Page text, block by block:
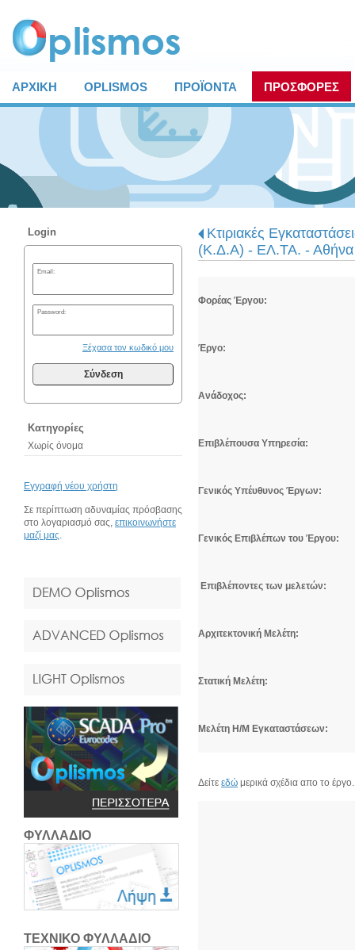
ΑΡΧΙΚΗ OPLISMOS ΠΡΟΪΟΝΤΑ ΠΡΟΣΦΟΡΕΣ
Login
Email:
Password:
Ξέχασα τον κωδικό μου
Σύνδεση
Κατηγορίες
Χωρίς όνομα
Εγγραφή νέου χρήστη
Σε περίπτωση αδυναμίας πρόσβασης
στο λογαριασμό σας, επικοινωνήστε
μαζί μας.
ΦΥΛΛΑΔΙΟ
ΤΕΧΝΙΚΟ ΦΥΛΛΑΔΙΟ
Κτιριακές
(Κ.Δ.Α) - ΕΛ.ΤΑ. - Αθήνα
Φορέας Έργου:
Έργο:
Ανάδοχος:
Επιβλέπουσα Υπηρεσία:
Γενικός Υπέυθυνος Έργων:
Γενικός Επιβλέπων του Έργου:
Επιβλέποντες των μελετών:
Αρχιτεκτονική Μελέτη:
Στατική Μελέτη:
Μελέτη Η/Μ Εγκαταστάσεων:
Δείτε εδώ μερικά σχέδια απο το έργο.